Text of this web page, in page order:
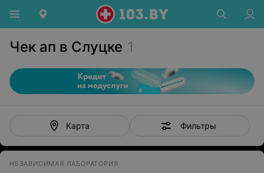
Чек ап в Слуцке 1
Карта Фильтры
НЕЗАВИСИМАЯ ЛАБОРАТОРИЯ